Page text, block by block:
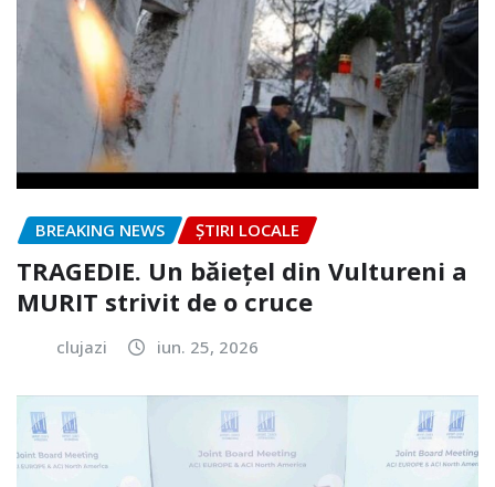
BREAKING NEWS ȘTIRI LOCALE
TRAGEDIE. Un băiețel din Vultureni a
MURIT strivit de o cruce
clujazi iun. 25, 2026